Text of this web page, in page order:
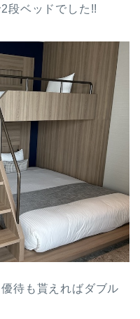
段ベッドでした!!
待も貰えればダブル